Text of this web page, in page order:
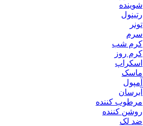
شوینده
رتینول
تونر
سرم
کرم شب
کرم روز
اسکراپ
ماسک
آمپول
آبرسان
مرطوب کننده
روشن کننده
ضد لک